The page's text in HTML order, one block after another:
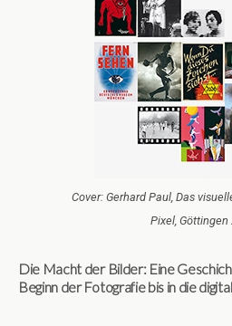
Cover: Gerhard Paul, Das
Pixel, Göttingen
Die Macht der Bilder: Eine
Beginn der Fotografie bis in die